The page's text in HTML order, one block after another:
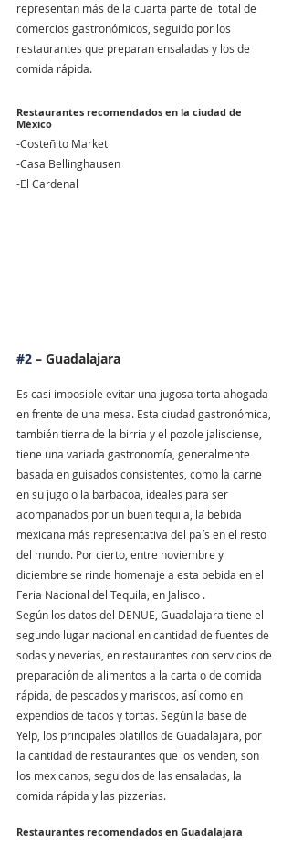
representan más de la cuarta parte del total de
comercios gastronómicos, seguido por los
restaurantes que preparan ensaladas y los de
comida rápida.
Restaurantes recomendados en la ciudad de
México
-Costeñito Market
-Casa Bellinghausen
-El Cardenal
#2 – Guadalajara
Es casi imposible evitar una jugosa torta ahogada
en frente de una mesa. Esta ciudad gastronómica,
también tierra de la birria y el pozole jalisciense,
tiene una variada gastronomía, generalmente
basada en guisados consistentes, como la carne
en su jugo o la barbacoa, ideales para ser
acompañados por un buen tequila, la bebida
mexicana más representativa del país en el resto
del mundo. Por cierto, entre noviembre y
diciembre se rinde homenaje a esta bebida en el
Feria Nacional del Tequila, en Jalisco .
Según los datos del DENUE, Guadalajara tiene el
segundo lugar nacional en cantidad de fuentes de
sodas y neverías, en restaurantes con servicios de
preparación de alimentos a la carta o de comida
rápida, de pescados y mariscos, así como en
expendios de tacos y tortas. Según la base de
Yelp, los principales platillos de Guadalajara, por
la cantidad de restaurantes que los venden, son
los mexicanos, seguidos de las ensaladas, la
comida rápida y las pizzerías.
Restaurantes recomendados en Guadalajara